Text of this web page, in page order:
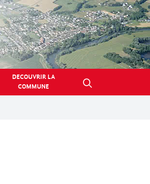
DECOUVRIR LA
COMMUNE